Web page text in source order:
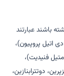
باشند عبارتند
اتیل پروپیون)،
فنیدیت)،
دوتترابنازین،